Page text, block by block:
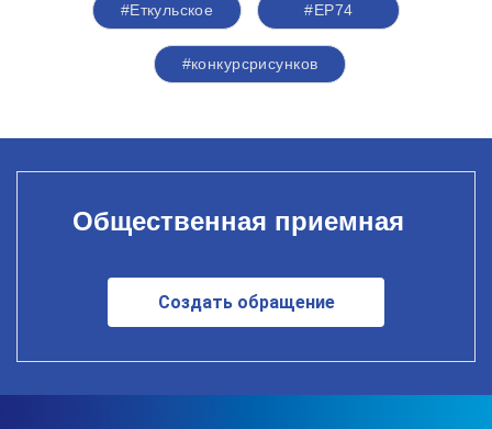
#Еткульское #ЕР74
#конкурсрисунков
Общественная приемная
Создать обращение